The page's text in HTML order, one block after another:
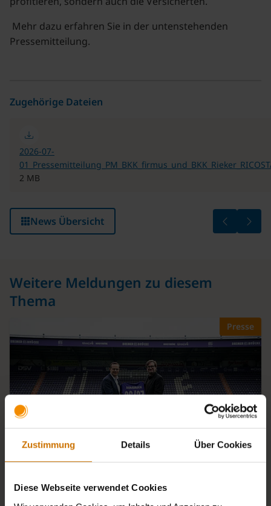
Zustimmung Details Über Cookies
Diese Webseite verwendet Cookies
Mehr dazu erfahren Sie in der untenstehenden
Pressemitteilung.
Zugehörige Dateien
2026-07-
2 MB
News Übersicht Änderung
Weitere Meldungen zu diesem
Thema
Presse